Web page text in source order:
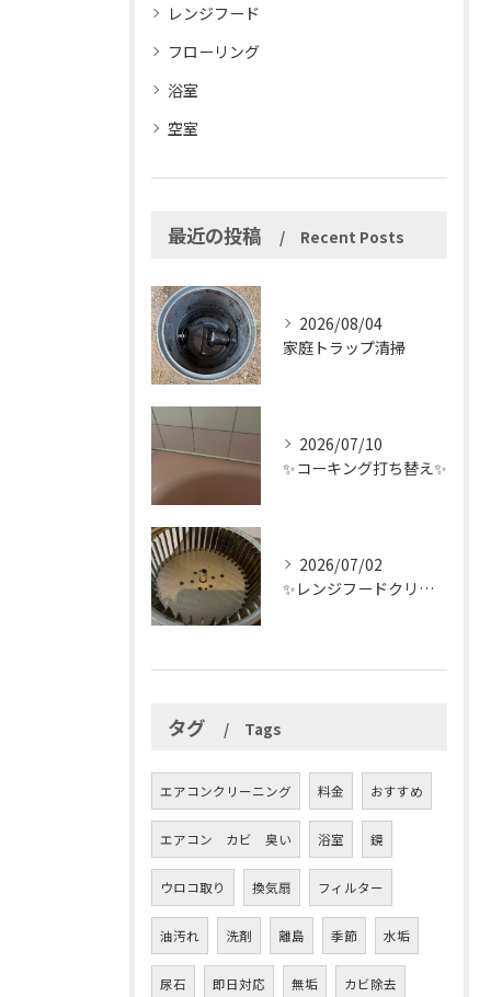
レンジフード
フローリング
浴室
空室
最近の投稿 Recent Posts
2026/08/04
家庭トラップ清掃
2026/07/10
✨コーキング打ち替え✨
2026/07/02
✨レンジフードクリーニング✨
タグ Tags
エアコンクリーニング 料金 おすすめ
エアコン カビ 臭い 浴室 鏡
ウロコ取り 換気扇 フィルター
油汚れ 洗剤 離島 季節 水垢
尿石 即日対応 無垢 カビ除去